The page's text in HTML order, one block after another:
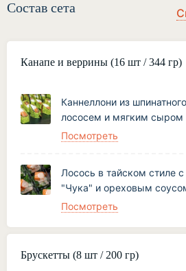
Состав сета
Канапе и веррины (16 шт / 344 гр)
Каннеллони из
лососем и мягким сыром
Посмотреть
Лосось в тайском стиле
"Чука" и ореховым
Посмотреть
Брускетты (8 шт / 200 гр)